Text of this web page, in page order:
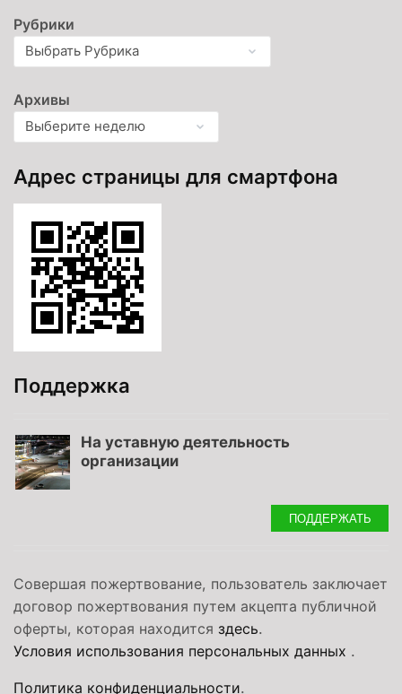
Рубрики
Архивы
Адрес страницы для смартфона
Поддержка
На уставную деятельность
организации
ПОДДЕРЖАТЬ
Совершая пожертвование, пользователь заключает
договор пожертвования путем акцепта публичной
оферты, которая находится здесь.
Условия использования персональных данных .
Политика конфиденциальности.